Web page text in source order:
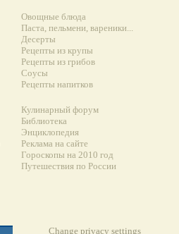
Овощные блюда
Паста, пельмени, вареники...
Десерты
Рецепты из крупы
Рецепты из грибов
Соусы
Рецепты напитков
Кулинарный форум
Библиотека
Энциклопедия
Реклама на сайте
Гороскопы на 2010 год
Путешествия по России
Change privacy settings